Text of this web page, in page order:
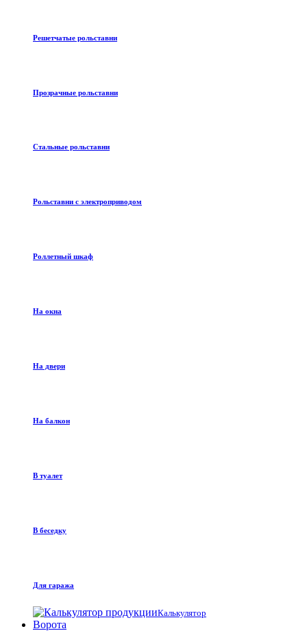
Решетчатые рольставни
Прозрачные рольставни
Стальные рольставни
Рольставни с электроприводом
Роллетный шкаф
На окна
На двери
На балкон
В туалет
В беседку
Для гаража
Калькулятор
Ворота